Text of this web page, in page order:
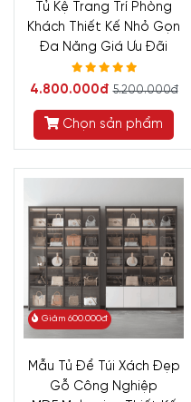
Tủ Kệ Trang Trí Phòng
Khách Thiết Kế Nhỏ Gọn
Đa Năng Giá Ưu Đãi
4.800.000đ 5.200.000đ
Chọn sản phẩm
Giảm 600.000đ
Mẫu Tủ Để Túi Xách Đẹp
Gỗ Công Nghiệp